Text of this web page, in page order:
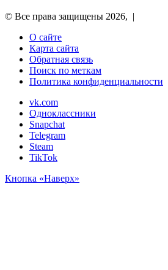
© Все права защищены 2026, |
О сайте
Карта сайта
Обратная связь
Поиск по меткам
Политика конфиденциальности
vk.com
Одноклассники
Snapchat
Telegram
Steam
TikTok
Кнопка «Наверх»